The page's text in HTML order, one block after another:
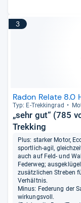
3
Radon Relate 8.0
Typ: E-​Trek­kin­grad
„sehr gut“ (785
Trekking
Plus: starker Motor,
sportlich-agil,
auch auf Feld- und
Federweg;
zusätzlichen Streben
Verhältnis.
Minus: Federung der
wirkungsvoll.